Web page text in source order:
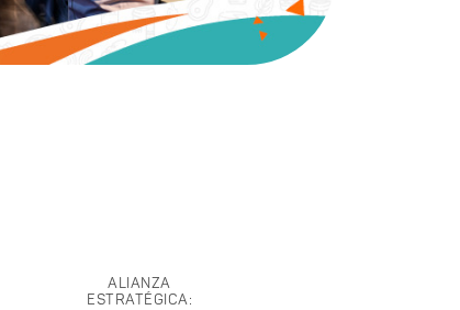
ALIANZA
ESTRATÉGICA: